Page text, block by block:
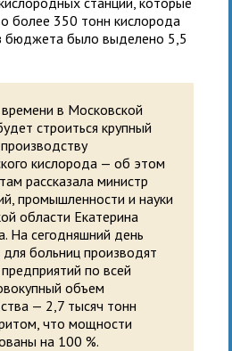
более 350 тонн кислорода
бюджета было выделено 5,5
в Московской
строиться крупный
кислорода — об этом
рассказала министр
промышленности и науки
области Екатерина
На сегодняшний день
больниц производят
по всей
объем
— 2,7 тысяч тонн
что мощности
на 100 %.